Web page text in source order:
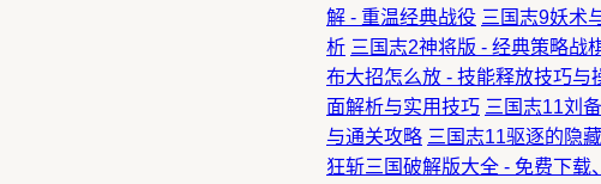
解 - 重温经典战役 三国志9妖术
析 三国志2神将版 - 经典策略战
布大招怎么放 - 技能释放技巧与
面解析与实用技巧 三国志11刘
与通关攻略 三国志11驱逐的隐
狂斩三国破解版大全 - 免费下